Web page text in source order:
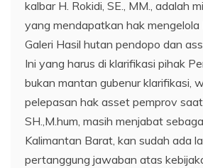
kalbar H. Rokidi, SE., MM., adalah
yang mendapatkan hak mengelola
Galeri Hasil hutan pendopo dan
Ini yang harus di klarifikasi pihak
bukan mantan gubenur klarifikasi,
pelepasan hak asset pemprov saat
SH.,M.hum, masih menjabat
Kalimantan Barat, kan sudah ada
pertanggung jawaban atas